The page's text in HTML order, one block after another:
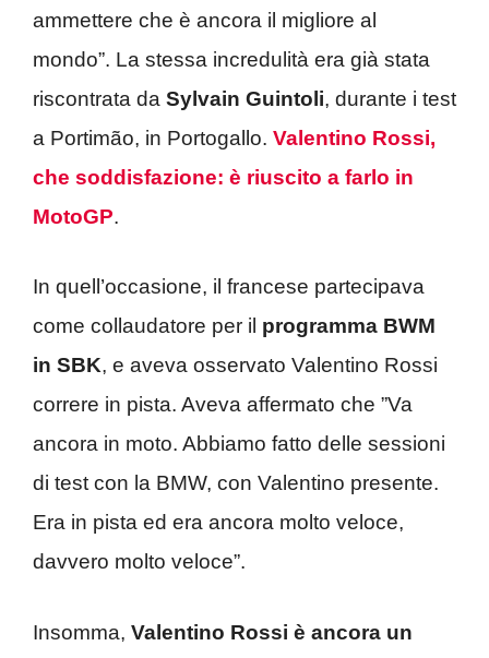
ammettere che è ancora il migliore al
mondo”. La stessa incredulità era già stata
riscontrata da Sylvain Guintoli, durante i test
a Portimão, in Portogallo. Valentino Rossi,
che soddisfazione: è riuscito a farlo in
MotoGP.
In quell’occasione, il francese partecipava
come collaudatore per il programma BWM
in SBK, e aveva osservato Valentino Rossi
correre in pista. Aveva affermato che ”Va
ancora in moto. Abbiamo fatto delle sessioni
di test con la BMW, con Valentino presente.
Era in pista ed era ancora molto veloce,
davvero molto veloce”.
Insomma, Valentino Rossi è ancora un